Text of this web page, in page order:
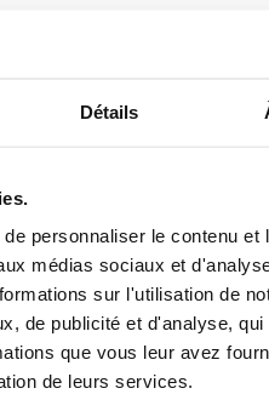
Détails
personnaliser le contenu et
médias sociaux et
sur l'utilisation de
de publicité et d'analyse,
que vous leur avez
de leurs services.
please contact your local
PAGE
you